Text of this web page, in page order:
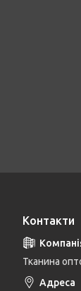
Контакти
Тканина